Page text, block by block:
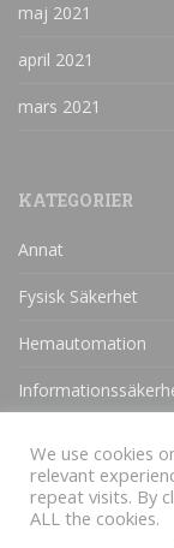
maj 2021
april 2021
mars 2021
KATEGORIER
Annat
Fysisk Säkerhet
Hemautomation
We use cookies
relevant
repeat visits. By
ALL the cookies.